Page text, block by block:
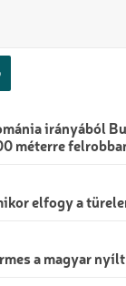
irányából
méterre
elfogy a
a magyar